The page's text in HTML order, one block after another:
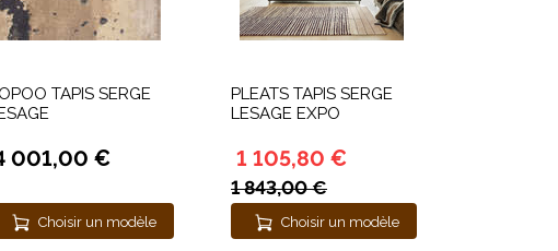
TAPIS SERGE
001,00 €
Choisir un modèle
PLEATS TAPIS SERGE
LESAGE EXPO
1 105,80 €
1 843,00 €
Choisir un modèle